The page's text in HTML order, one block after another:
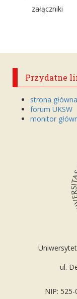
załączniki
Przydatne
strona
forum UKSW
monitor
ul.
NIP: